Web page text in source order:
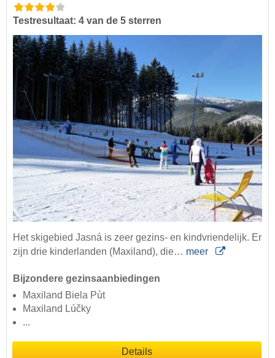
Testresultaat: 4 van de 5 sterren
Het skigebied Jasná is zeer gezins- en kindvriendelijk. Er
zijn drie kinderlanden (Maxiland), die… meer
Bijzondere gezinsaanbiedingen
Maxiland Biela Pùt
Maxiland Lúčky
...
Details